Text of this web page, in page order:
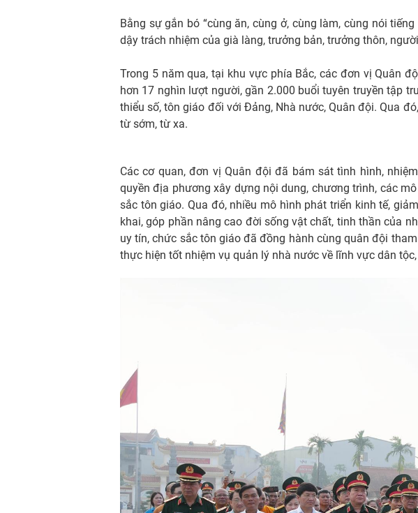
Bằng sự gắn bó “cùng ăn, cùng ở, cùng làm, cùng nói
dậy trách nhiệm của già làng, trưởng bản, trưởng thôn,
Trong 5 năm qua, tại khu vực phía Bắc, các đơn vị Quân
hơn 17 nghìn lượt người, gần 2.000 buổi tuyên truyền tập
thiểu số, tôn giáo đối với Đảng, Nhà nước, Quân đội. Qua
từ sớm, từ xa.
Các cơ quan, đơn vị Quân đội đã bám sát tình hình,
quyền địa phương xây dựng nội dung, chương trình, các
sắc tôn giáo. Qua đó, nhiều mô hình phát triển kinh tế,
khai, góp phần nâng cao đời sống vật chất, tinh thần của
uy tín, chức sắc tôn giáo đã đồng hành cùng quân đội
thực hiện tốt nhiệm vụ quản lý nhà nước về lĩnh vực dân